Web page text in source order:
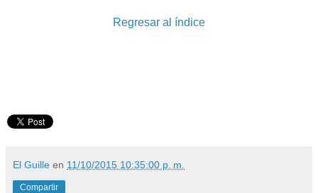
Regresar al índice
El Guille en 11/10/2015 10:35:00 p. m.
Compartir